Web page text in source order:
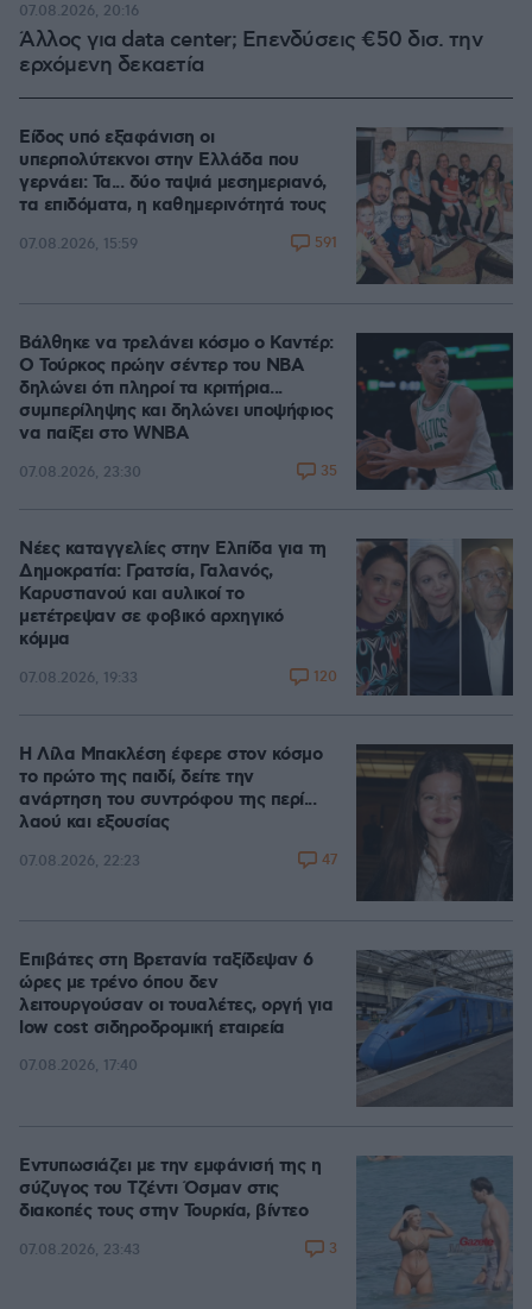
Άλλος για data center; Επενδύσεις €50 δισ. την
ερχόμενη δεκαετία
07.08.2026, 20:16
Είδος υπό εξαφάνιση οι
υπερπολύτεκνοι στην Ελλάδα που
γερνάει: Τα... δύο ταψιά μεσημεριανό,
τα επιδόματα, η καθημερινότητά τους
07.08.2026, 15:59 591
Βάλθηκε να τρελάνει κόσμο ο Καντέρ:
Ο Τούρκος πρώην σέντερ του NBA
δηλώνει ότι πληροί τα κριτήρια...
συμπερίληψης και δηλώνει υποψήφιος
να παίξει στο WNBA
07.08.2026, 23:30 35
Νέες καταγγελίες στην Ελπίδα για τη
Δημοκρατία: Γρατσία, Γαλανός,
Καρυστιανού και αυλικοί το
μετέτρεψαν σε φοβικό αρχηγικό
κόμμα
07.08.2026, 19:33 120
Η Λίλα Μπακλέση έφερε στον κόσμο
το πρώτο της παιδί, δείτε την
ανάρτηση του συντρόφου της περί...
λαού και εξουσίας
07.08.2026, 22:23 47
Επιβάτες στη Βρετανία ταξίδεψαν 6
ώρες με τρένο όπου δεν
λειτουργούσαν οι τουαλέτες, οργή για
low cost σιδηροδρομική εταιρεία
07.08.2026, 17:40
Εντυπωσιάζει με την εμφάνισή της η
σύζυγος του Τζέντι Όσμαν στις
διακοπές τους στην Τουρκία, βίντεο
07.08.2026, 23:43 3